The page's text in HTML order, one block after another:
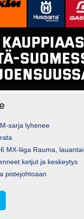
sarja lyhenee
MX-liiga Rauma, lauantai
ketjut ja keskeytys
pistejohtoaan